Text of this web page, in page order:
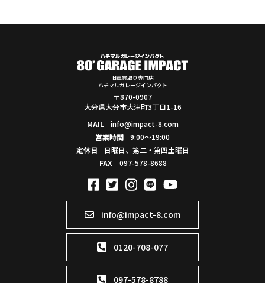
旧車買取り専門店
ハチマルガレージインパクト
〒870-0907
大分県大分市大津町3丁目1-16
MAIL
info@impact-8.com
営業時間
9:00～19:00
定休日
日曜日、第二・第四土曜日
FAX
097-578-8688
info@impact-8.com
0120-708-077
097-578-8788